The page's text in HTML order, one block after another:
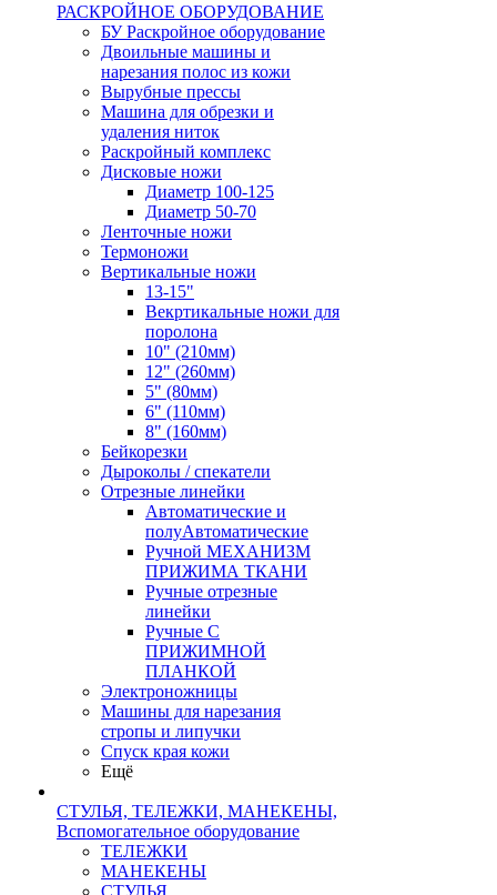
РАСКРОЙНОЕ ОБОРУДОВАНИЕ
БУ Раскройное оборудование
Двоильные машины и
нарезания полос из кожи
Вырубные прессы
Машина для обрезки и
удаления ниток
Раскройный комплекс
Дисковые ножи
Диаметр 100-125
Диаметр 50-70
Ленточные ножи
Термоножи
Вертикальные ножи
13-15"
Векртикальные ножи для
поролона
10" (210мм)
12" (260мм)
5" (80мм)
6" (110мм)
8" (160мм)
Бейкорезки
Дыроколы / спекатели
Отрезные линейки
Автоматические и
полуАвтоматические
Ручной МЕХАНИЗМ
ПРИЖИМА ТКАНИ
Ручные отрезные
линейки
Ручные С
ПРИЖИМНОЙ
ПЛАНКОЙ
Электроножницы
Машины для нарезания
стропы и липучки
Спуск края кожи
Ещё
СТУЛЬЯ, ТЕЛЕЖКИ, МАНЕКЕНЫ,
Вспомогательное оборудование
ТЕЛЕЖКИ
МАНЕКЕНЫ
СТУЛЬЯ